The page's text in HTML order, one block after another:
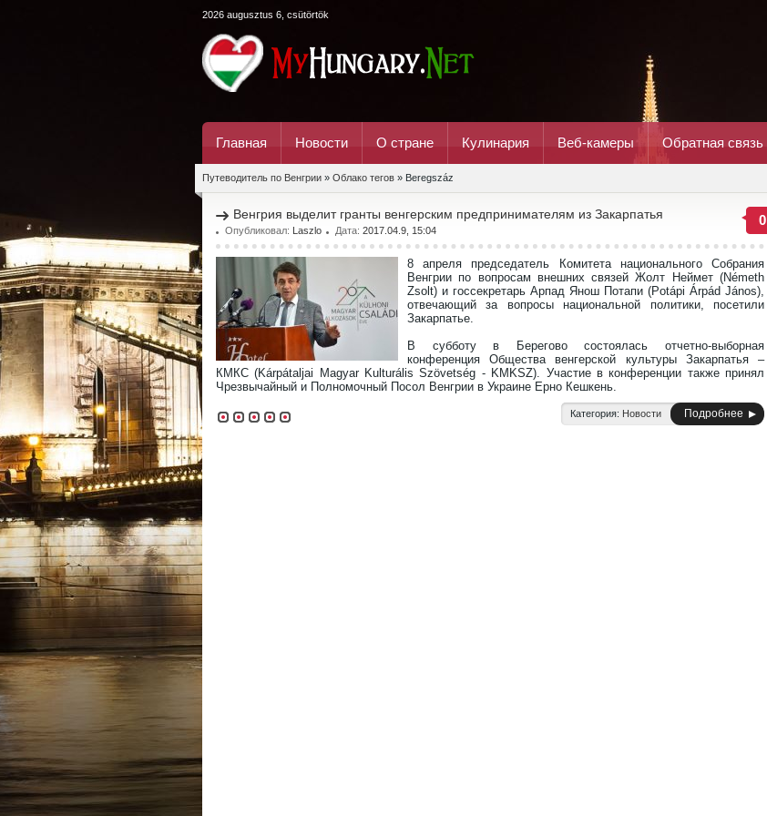
2026 augusztus 6, csütörtök
Главная Новости О стране Кулинария Веб-камеры Обратная связь
Путеводитель по Венгрии » Облако тегов » Beregszáz
0
Венгрия выделит гранты венгерским предпринимателям из Закарпатья
Опубликовал: Laszlo Дата: 2017.04.9, 15:04
8 апреля председатель Комитета национального Собрания
Венгрии по вопросам внешних связей Жолт Неймет (Németh
Zsolt) и госсекретарь Арпад Янош Потапи (Potápi Árpád János),
отвечающий за вопросы национальной политики, посетили
Закарпатье.
В субботу в Берегово состоялась отчетно-выборная
конференция Общества венгерской культуры Закарпатья –
КМКС (Kárpátaljai Magyar Kulturális Szövetség - KMKSZ). Участие в конференции также принял
Чрезвычайный и Полномочный Посол Венгрии в Украине Ерно Кешкень.
Категория: Новости Подробнее